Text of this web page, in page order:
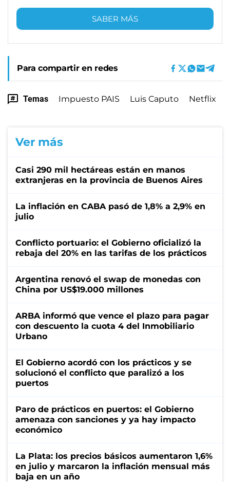
SABER MÁS
Para compartir en redes
Temas Impuesto PAIS Luis Caputo Netflix
Ver más
Casi 290 mil hectáreas están en manos
extranjeras en la provincia de Buenos Aires
La inflación en CABA pasó de 1,8% a 2,9% en
julio
Conflicto portuario: el Gobierno oficializó la
rebaja del 20% en las tarifas de los prácticos
Argentina renovó el swap de monedas con
China por US$19.000 millones
ARBA informó que vence el plazo para pagar
con descuento la cuota 4 del Inmobiliario
Urbano
El Gobierno acordó con los prácticos y se
solucionó el conflicto que paralizó a los
puertos
Paro de prácticos en puertos: el Gobierno
amenaza con sanciones y ya hay impacto
económico
La Plata: los precios básicos aumentaron 1,6%
en julio y marcaron la inflación mensual más
baja en un año